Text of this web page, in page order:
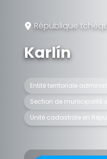
République
Karlín
Entité territoriale
Section de municipalité
Unité cadastrale en